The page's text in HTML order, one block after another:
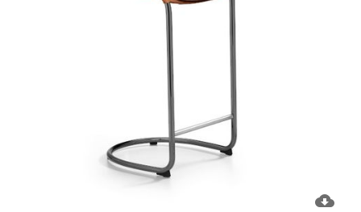
cloud_download